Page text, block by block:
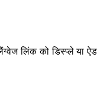
लिंक को डिस्प्ले या ऐड